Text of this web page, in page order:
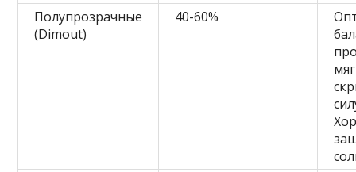
Полупрозрачные
(Dimout)
40-60%